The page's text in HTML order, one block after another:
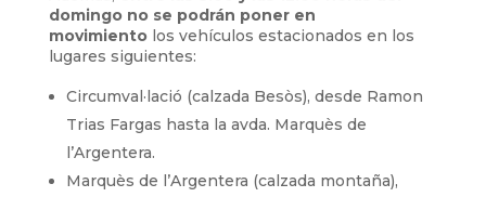
domingo no se podrán poner en
movimientolos vehículos estacionados en los
lugares siguientes:
Circumval·lació (calzada Besòs), desde Ramon
Trias Fargas hasta la avda. Marquès de
l’Argentera.
Marquès de l’Argentera (calzada montaña),